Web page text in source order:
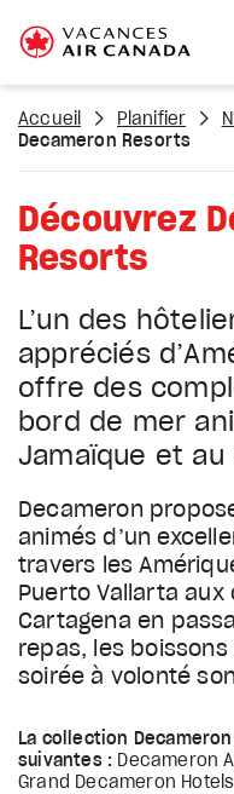
Accueil Planifier
Decameron Resorts
Découvrez
Resorts
L’un des
appréciés
offre des
bord de mer
Jamaïque et au
Decameron
animés d’un
travers les
Puerto Vallarta
Cartagena en
repas, les
soirée à volonté
La collection
suivantes : Decameron
Grand Decameron